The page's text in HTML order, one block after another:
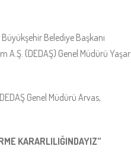
Belediye Başkanı
A.Ş. (DEDAŞ) Genel Müdürü Yaşar
Genel Müdürü Arvas,
KARARLILIĞINDAYIZ”